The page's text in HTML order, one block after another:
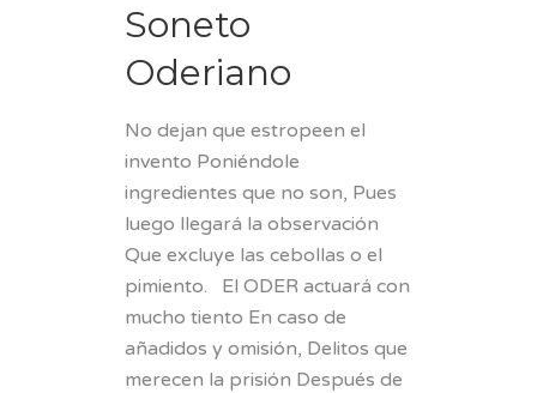
Soneto
Oderiano
No dejan que estropeen el
invento Poniéndole
ingredientes que no son, Pues
luego llegará la observación
Que excluye las cebollas o el
pimiento. El ODER actuará con
mucho tiento En caso de
añadidos y omisión, Delitos que
merecen la prisión Después de